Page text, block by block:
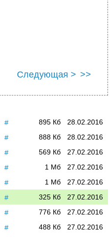
Следующая > >>
# 28.02.2016
895 Кб
#
28.02.2016
888 Кб
#
27.02.2016
569 Кб
#
27.02.2016
1 Мб
#
27.02.2016
1 Мб
#
27.02.2016
325 Кб
#
27.02.2016
776 Кб
#
27.02.2016
488 Кб